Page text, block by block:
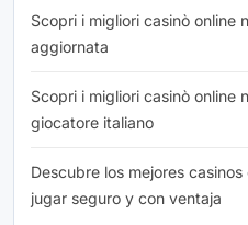
Scopri i migliori casinò online
aggiornata
Scopri i migliori casinò online
giocatore italiano
Descubre los mejores
jugar seguro y con ventaja